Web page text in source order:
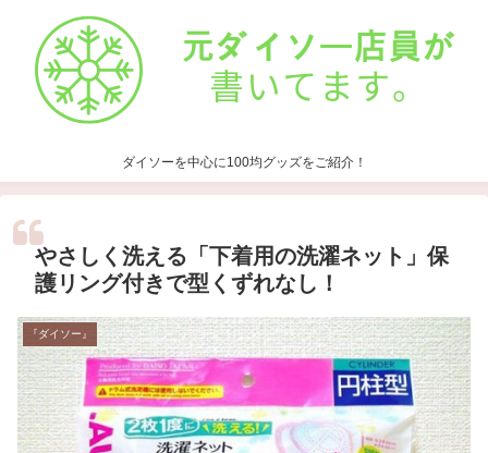
ダイソーを中心に100均グッズをご紹介！
やさしく洗える「下着用の洗濯ネット」保
護リング付きで型くずれなし！
『ダイソー』